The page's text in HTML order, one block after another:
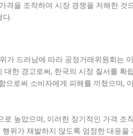
격을 조작하여 시장 경쟁을 저해한 것
.
가 드러남에 따라 공정거래위원회는
한 경고로써, 한국의 시장 질서를 확
으로써 소비자에게 피해를 끼쳤으며,
높았으며, 이러한 장기적인 가격 조
위가 재발하지 않도록 엄정한 대응을